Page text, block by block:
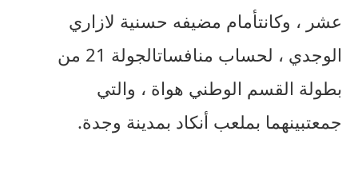
عشر ، وكانتأمام مضيفه حسنية لازاري
الوجدي ، لحساب منافساتالجولة
من
بطولة القسم الوطني هواة ، والتي
جمعتبينهما بملعب أنكاد بمدينة وجدة.